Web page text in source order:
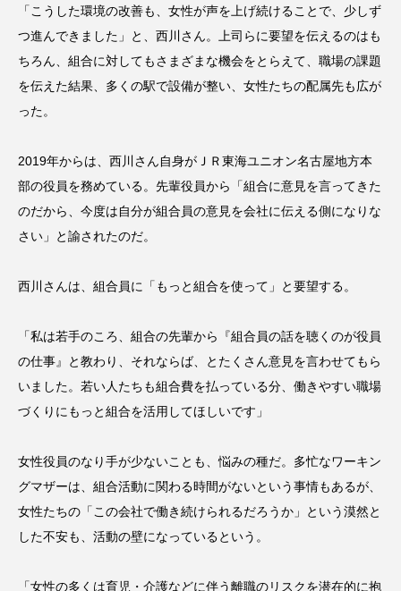
「こうした環境の改善も、女性が声を上げ続けることで、少しず
つ進んできました」と、西川さん。上司らに要望を伝えるのはも
ちろん、組合に対してもさまざまな機会をとらえて、職場の課題
を伝えた結果、多くの駅で設備が整い、女性たちの配属先も広が
った。
2019年からは、西川さん自身がＪＲ東海ユニオン名古屋地方本
部の役員を務めている。先輩役員から「組合に意見を言ってきた
のだから、今度は自分が組合員の意見を会社に伝える側になりな
さい」と諭されたのだ。
西川さんは、組合員に「もっと組合を使って」と要望する。
「私は若手のころ、組合の先輩から『組合員の話を聴くのが役員
の仕事』と教わり、それならば、とたくさん意見を言わせてもら
いました。若い人たちも組合費を払っている分、働きやすい職場
づくりにもっと組合を活用してほしいです」
女性役員のなり手が少ないことも、悩みの種だ。多忙なワーキン
グマザーは、組合活動に関わる時間がないという事情もあるが、
女性たちの「この会社で働き続けられるだろうか」という漠然と
した不安も、活動の壁になっているという。
「女性の多くは育児・介護などに伴う離職のリスクを潜在的に抱